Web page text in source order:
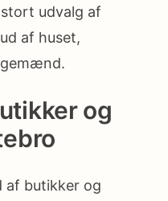
udvalg af
af huset,
og
af butikker og